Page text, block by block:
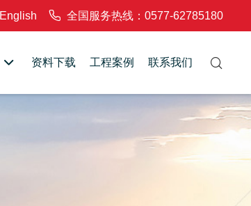
English 全国服务热线：0577-62785180
资料下载 工程案例 联系我们